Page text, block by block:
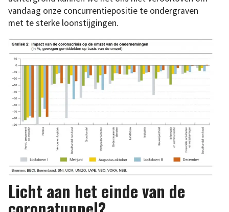
vandaag onze concurrentiepositie te ondergraven
met te sterke loonstijgingen.
Licht aan het einde van de